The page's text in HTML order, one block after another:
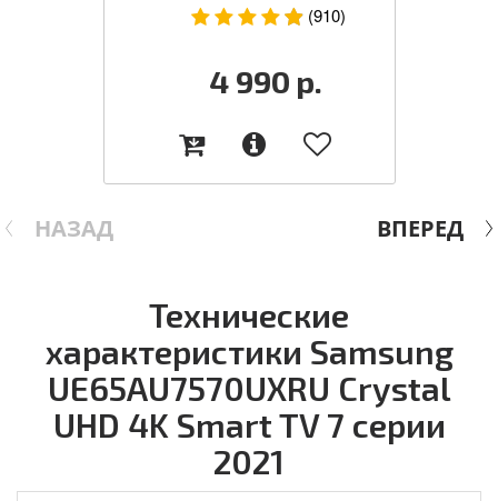
НАЗАД
(910)
4 990 р.
ВПЕРЕД
Технические
характеристики Samsung
UE65AU7570UXRU Crystal
UHD 4K Smart TV 7 серии
2021